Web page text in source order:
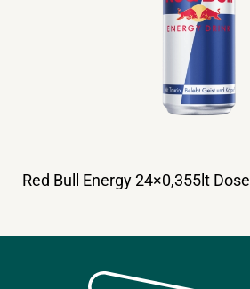
Red Bull Energy 24×0,355lt Dose